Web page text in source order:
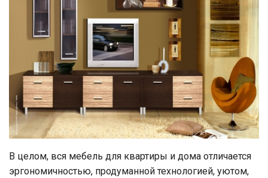
В целом, вся мебель для квартиры и дома отличается
эргономичностью, продуманной технологией, уютом,